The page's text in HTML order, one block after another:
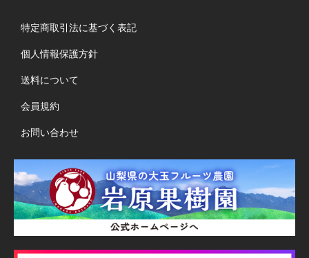
特定商取引法に基づく表記
個人情報保護方針
送料について
会員規約
お問い合わせ